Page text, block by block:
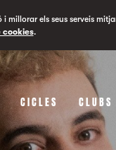
millorar els seus serveis
cookies.
CICLES CLUBS